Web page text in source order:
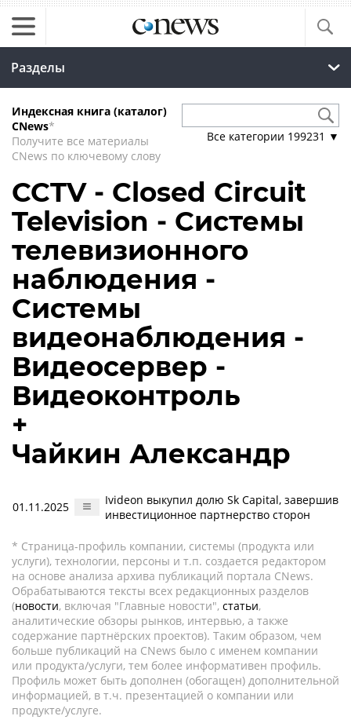
Разделы
Индексная книга (каталог)
CNews*
Получите все материалы
CNews по ключевому слову
Все категории 199231 ▼
CCTV - Closed Circuit
Television - Системы
телевизионного
наблюдения -
Системы
видеонаблюдения -
Видеосервер -
Видеоконтроль
+
Чайкин Александр
01.11.2025
Ivideon выкупил долю Sk Capital, завершив
инвестиционное партнерство сторон
* Страница-профиль компании, системы (продукта или
услуги), технологии, персоны и т.п. создается редактором
на основе анализа архива публикаций портала CNews.
Обрабатываются тексты всех редакционных разделов
(новости, включая "Главные новости", статьи,
аналитические обзоры рынков, интервью, а также
содержание партнёрских проектов). Таким образом, чем
больше публикаций на CNews было с именем компании
или продукта/услуги, тем более информативен профиль.
Профиль может быть дополнен (обогащен) дополнительной
информацией, в т.ч. презентацией о компании или
продукте/услуге.